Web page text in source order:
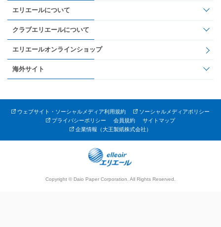
エリエールについて
クラブエリエールについて
エリエールオンラインショップ
海外サイト
ウェブサイト・ソーシャルメディア利用規約
ソーシャルメディアポリシー
プライバシーポリシー
会員規約
サイトマップ
企業情報（大王製紙株式会社）
Copyright © Daio Paper Corporation. All Rights Reserved.